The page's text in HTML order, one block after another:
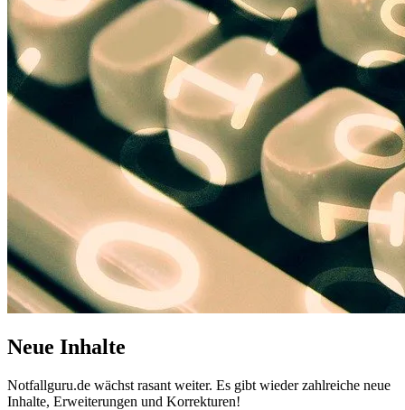
Neue Inhalte
Notfallguru.de wächst rasant weiter. Es gibt wieder zahlreiche neue
Inhalte, Erweiterungen und Korrekturen!